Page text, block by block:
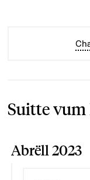
Suitte vum
Abrëll 2023